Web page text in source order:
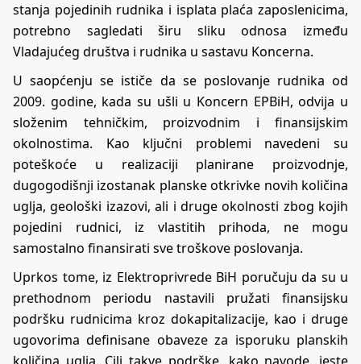
stanja pojedinih rudnika i isplata plaća zaposlenicima,
potrebno sagledati širu sliku odnosa između
Vladajućeg društva i rudnika u sastavu Koncerna.
U saopćenju se ističe da se poslovanje rudnika od
2009. godine, kada su ušli u Koncern EPBiH, odvija u
složenim tehničkim, proizvodnim i finansijskim
okolnostima. Kao ključni problemi navedeni su
poteškoće u realizaciji planirane proizvodnje,
dugogodišnji izostanak planske otkrivke novih količina
uglja, geološki izazovi, ali i druge okolnosti zbog kojih
pojedini rudnici, iz vlastitih prihoda, ne mogu
samostalno finansirati sve troškove poslovanja.
Uprkos tome, iz Elektroprivrede BiH poručuju da su u
prethodnom periodu nastavili pružati finansijsku
podršku rudnicima kroz dokapitalizacije, kao i druge
ugovorima definisane obaveze za isporuku planskih